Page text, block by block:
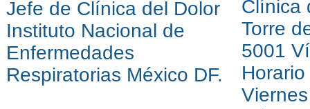
Jefe de Clínica del Dolor
Instituto Nacional de
Enfermedades
Respiratorias México DF.
Clínica
Torre
5001
Viernes